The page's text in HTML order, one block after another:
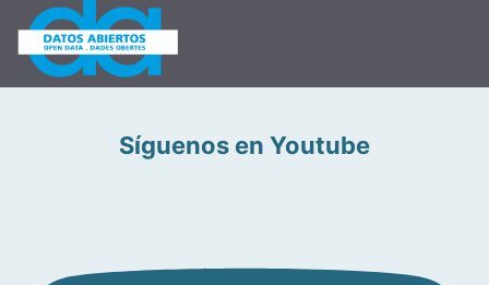
Síguenos en Youtube